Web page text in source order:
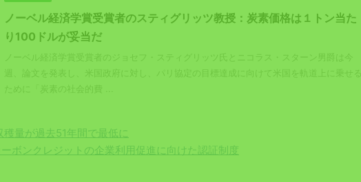
ノーベル経済学賞受賞者のスティグリッツ教授：炭素価格は１トン当た
り100ドルが妥当だ
ノーベル経済学賞受賞者のジョセフ・スティグリッツ氏とニコラス・スターン男爵は今
週、論文を発表し、米国政府に対し、パリ協定の目標達成に向けて米国を軌道上に乗せる
ために「炭素の社会的費 ...
穫量が過去51年間で最低に
ボンクレジットの企業利用促進に向けた認証制度